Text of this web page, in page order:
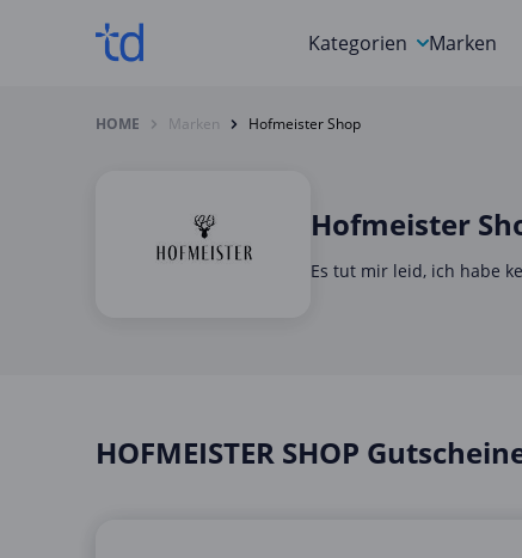
Kategorien
Auto, Motorrad &
Bücher & Magazine
Marken
HOME Marken Hofmeister Shop
Hofmeister
Es tut mir leid, ich habe
HOFMEISTER SHOP